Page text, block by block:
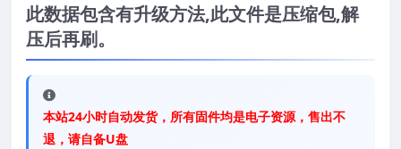
此数据包含有升级方法,此文件是压缩包,解
压后再刷。
本站24小时自动发货，所有固件均是电子资源，售出不
退，请自备U盘